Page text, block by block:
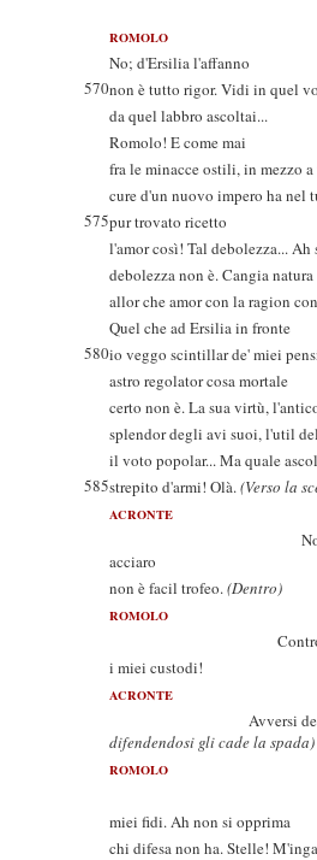
ROMOLO
No; d'Ersilia l'affanno
570non è tutto rigor. Vidi in quel
da quel labbro ascoltai...
Romolo! E come mai
fra le minacce ostili, in mezzo a
cure d'un nuovo impero ha nel
575pur trovato ricetto
l'amor così! Tal debolezza... Ah
debolezza non è. Cangia natura
allor che amor con la ragion
Quel che ad Ersilia in fronte
580io veggo scintillar de' miei
astro regolator cosa mortale
certo non è. La sua virtù,
splendor degli avi suoi, l'util
il voto popolar... Ma quale
585strepito d'armi! Olà.(Verso la
ACRONTE
No;
acciaro
non è facil trofeo.(Dentro)
ROMOLO
Contro un
i miei custodi!
ACRONTE
Avversi
difendendosi gli cade la spada)
ROMOLO
miei fidi. Ah non si opprima
chi difesa non ha. Stelle!